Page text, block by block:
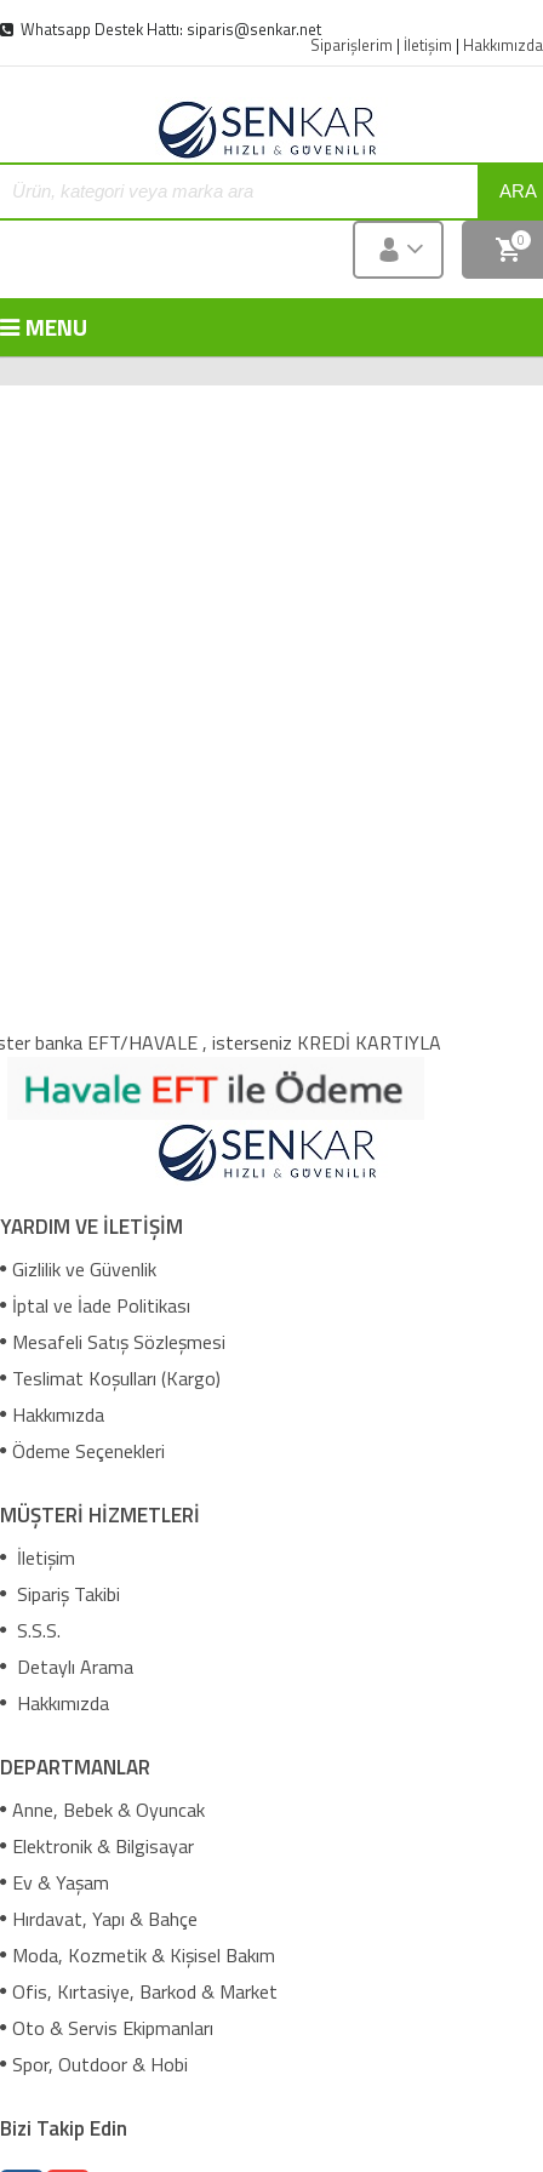
Whatsapp Destek Hattı: siparis@senkar.net
Siparişlerim | İletişim | Hakkımızda
ARA
0
MENU
banka EFT/HAVALE , isterseniz KREDİ KARTIYLA
YARDIM VE İLETİŞİM
Gizlilik ve Güvenlik
İptal ve İade Politikası
Mesafeli Satış Sözleşmesi
Teslimat Koşulları (Kargo)
Hakkımızda
Ödeme Seçenekleri
MÜŞTERİ HİZMETLERİ
İletişim
Sipariş Takibi
S.S.S.
Detaylı Arama
Hakkımızda
DEPARTMANLAR
Anne, Bebek & Oyuncak
Elektronik & Bilgisayar
Ev & Yaşam
Hırdavat, Yapı & Bahçe
Moda, Kozmetik & Kişisel Bakım
Ofis, Kırtasiye, Barkod & Market
Oto & Servis Ekipmanları
Spor, Outdoor & Hobi
Bizi Takip Edin